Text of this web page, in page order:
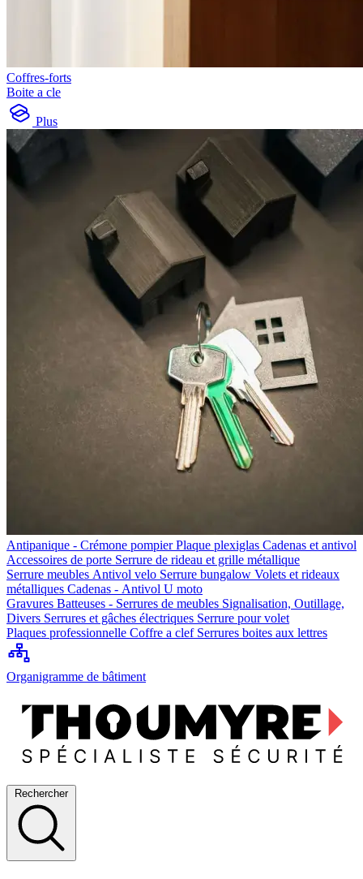
Coffres-forts
Boite a cle
Plus
Antipanique - Crémone pompierPlaque plexiglas Cadenas et antivol
Accessoires de porte Serrure de rideau et grille métallique
Serrure meubles Antivol velo Serrure bungalow Volets et rideaux
métalliques Cadenas - Antivol U moto
Gravures Batteuses - Serrures de meubles Signalisation, Outillage,
Divers Serrures et gâches électriques Serrure pour volet
Plaques professionnelle Coffre a clef Serrures boites aux lettres
Organigramme de bâtiment
Rechercher